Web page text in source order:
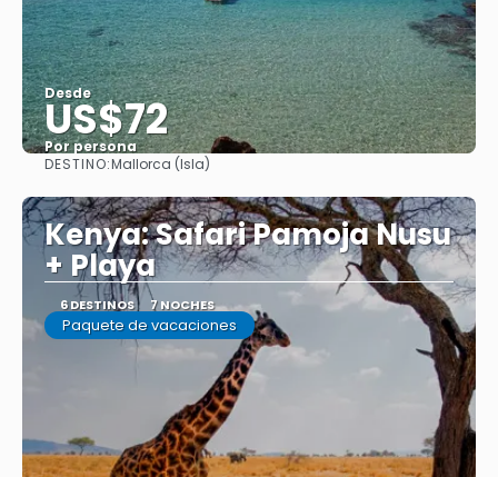
Desde
US$72
Por persona
DESTINO:Mallorca (Isla)
Kenya: Safari Pamoja Nusu
+ Playa
6 DESTINOS 7 NOCHES
Paquete de vacaciones